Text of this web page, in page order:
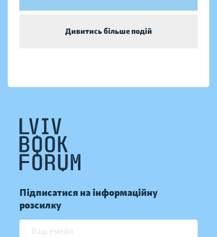
Дивитись більше подій
Підписатися на інформаційну
розсилку